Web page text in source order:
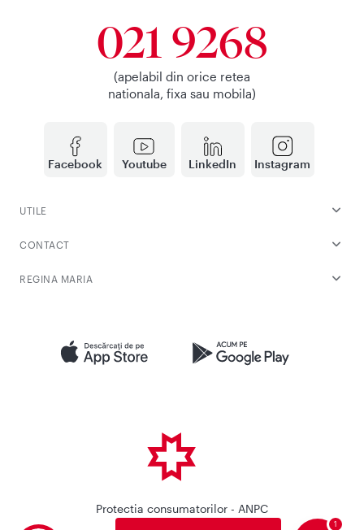
Facebook Youtube LinkedIn Instagram
021 9268
(apelabil din orice retea
nationala, fixa sau mobila)
UTILE
CONTACT
REGINA MARIA
Protectia consumatorilor - ANPC